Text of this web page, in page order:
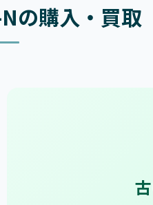
の購入・買取